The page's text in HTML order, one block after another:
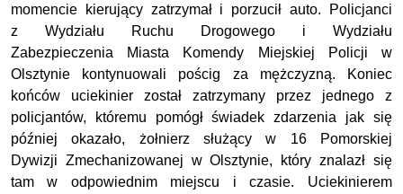
momencie kierujący zatrzymał i porzucił auto. Policjanci
z Wydziału Ruchu Drogowego i Wydziału
Zabezpieczenia Miasta Komendy Miejskiej Policji w
Olsztynie kontynuowali pościg za mężczyzną. Koniec
końców uciekinier został zatrzymany przez jednego z
policjantów, któremu pomógł świadek zdarzenia jak się
później okazało, żołnierz służący w 16 Pomorskiej
Dywizji Zmechanizowanej w Olsztynie, który znalazł się
tam w odpowiednim miejscu i czasie. Uciekinierem